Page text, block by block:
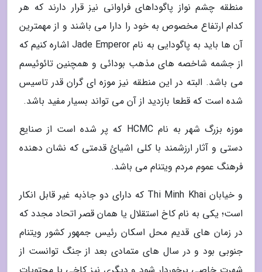
منطقه چشم نواز پاگوداهای فراوانی نیز قرار دارند که هر
کدام ارتفاع مخصوص به خود را دارا می باشند و از مهمترین
آن ها باید به پاگودایی به نام Jade Emperor اشاره کنیم که
از جشمه شاخصه های مذهب بودائی و همچنین تائوئیسم
می باشد. البته در این منطقه نیز موزه ای گران قدر تاسیس
شده است که قطعا بازدید از آن می تواند بسیار مفید باشد.
موزه بزرگ شهر به نام HCMC که پر شده است از صنایع
دستی و آثار ارزشمند با کلی اشیائ قدمتی که نشان دهنده
فرهنگ عموم مردم ویتنام می باشد.
و خیابان Thi Minh Khai که دارای دو جاذبه غیر قابل انکار
است؛ یکی به نام کاخ استقلال یا همان قصر اتحاد مجدد که
در زمان های قدیم محل اسکان رئیس جمهور کشور ویتنام
جنوبی بود و در سال های متمادی بعد از جنگ توانست از